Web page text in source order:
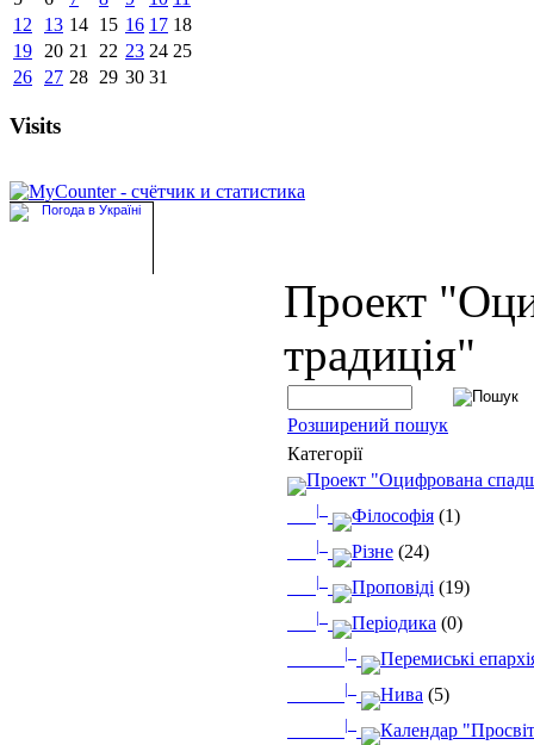
12
13 14 15 16 17 18
19
20 21 22 23 24 25
26
27 28 29 30 31
Visits
Проект
традиція"
Розширений пошук
Категорії
Проект "Оцифрована
|_ Філософія (1)
|_ Різне (24)
|_ Проповіді (19)
|_ Періодика (0)
|_ Перемиські
|_ Нива (5)
|_ Календар